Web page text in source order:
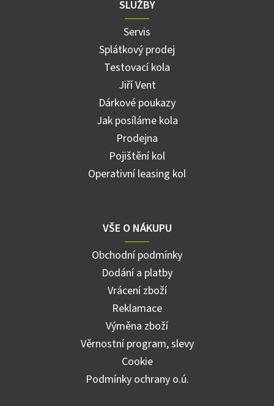
SLUŽBY
Servis
Splátkový prodej
Testovací kola
Jiří Vent
Dárkové poukazy
Jak posíláme kola
Prodejna
Pojištění kol
Operativní leasing kol
VŠE O NÁKUPU
Obchodní podmínky
Dodání a platby
Vrácení zboží
Reklamace
Výměna zboží
Věrnostní program, slevy
Cookie
Podmínky ochrany o.ú.